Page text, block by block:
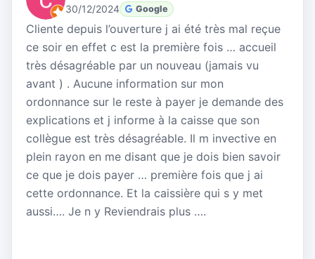
30/12/2024 Google
Cliente depuis l’ouverture j ai été très mal reçue
ce soir en effet c est la première fois … accueil
très désagréable par un nouveau (jamais vu
avant ) . Aucune information sur mon
ordonnance sur le reste à payer je demande des
explications et j informe à la caisse que son
collègue est très désagréable. Il m invective en
plein rayon en me disant que je dois bien savoir
ce que je dois payer … première fois que j ai
cette ordonnance. Et la caissière qui s y met
aussi…. Je n y Reviendrais plus ….